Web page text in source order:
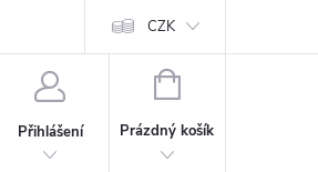
CZK
Přihlášení
NÁKUPNÍ
Prázdný košík